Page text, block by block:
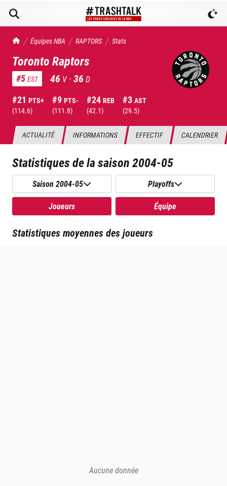
TrashTalk Actu NBA
Équipes NBA RAPTORS Stats
Toronto Raptors
#5 EST 46 V ·36 D
#21 PTS+
(114.6)
#9 PTS-
(111.8)
#24 REB
(42.1)
#3 AST
(29.5)
ACTUALITÉ INFORMATIONS EFFECTIF CALENDRIER
Statistiques de la saison2004-05
Saison 2004-05 Playoffs
Joueurs Équipe
Statistiques moyennes des joueurs
Aucune donnée